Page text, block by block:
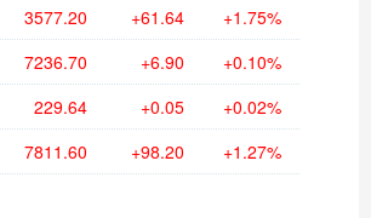
3577.20 +61.64 +1.75%
7236.70 +6.90 +0.10%
229.64 +0.05 +0.02%
7811.60 +98.20 +1.27%